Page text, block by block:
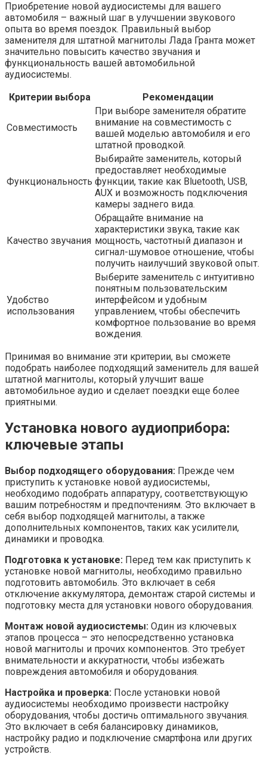
Приобретение новой аудиосистемы для вашего
автомобиля – важный шаг в улучшении звукового
опыта во время поездок. Правильный выбор
заменителя для штатной магнитолы Лада Гранта может
значительно повысить качество звучания и
функциональность вашей автомобильной
аудиосистемы.
Критерии выбора
Рекомендации
Совместимость
При выборе заменителя обратите
внимание на совместимость с
вашей моделью автомобиля и его
штатной проводкой.
Функциональность
Выбирайте заменитель, который
предоставляет необходимые
функции, такие как Bluetooth, USB,
AUX и возможность подключения
камеры заднего вида.
Качество звучания
Обращайте внимание на
характеристики звука, такие как
мощность, частотный диапазон и
сигнал-шумовое отношение, чтобы
получить наилучший звуковой опыт.
Удобство
использования
Выберите заменитель с интуитивно
понятным пользовательским
интерфейсом и удобным
управлением, чтобы обеспечить
комфортное пользование во время
вождения.
Принимая во внимание эти критерии, вы сможете
подобрать наиболее подходящий заменитель для вашей
штатной магнитолы, который улучшит ваше
автомобильное аудио и сделает поездки еще более
приятными.
Установка нового аудиоприбора:
ключевые этапы
Выбор подходящего оборудования: Прежде чем
приступить к установке новой аудиосистемы,
необходимо подобрать аппаратуру, соответствующую
вашим потребностям и предпочтениям. Это включает в
себя выбор подходящей магнитолы, а также
дополнительных компонентов, таких как усилители,
динамики и проводка.
Подготовка к установке: Перед тем как приступить к
установке новой магнитолы, необходимо правильно
подготовить автомобиль. Это включает в себя
отключение аккумулятора, демонтаж старой системы и
подготовку места для установки нового оборудования.
Монтаж новой аудиосистемы: Один из ключевых
этапов процесса – это непосредственно установка
новой магнитолы и прочих компонентов. Это требует
внимательности и аккуратности, чтобы избежать
повреждения автомобиля и оборудования.
Настройка и проверка: После установки новой
аудиосистемы необходимо произвести настройку
оборудования, чтобы достичь оптимального звучания.
Это включает в себя балансировку динамиков,
настройку радио и подключение смартфона или других
устройств.